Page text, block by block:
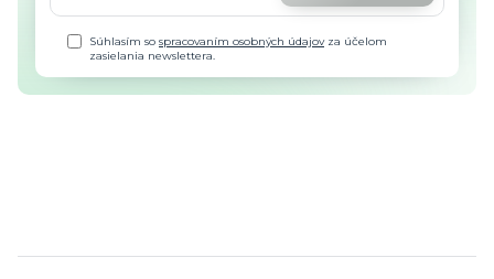
Súhlasím sospracovaním osobných údajovza účelom
zasielania newslettera.